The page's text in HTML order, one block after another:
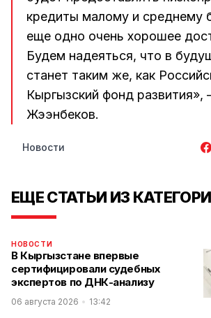
кредиты малому и среднему
еще одно очень хорошее
Будем надеяться, что в
станет таким же, как
Кыргызский фонд развития»,
Жээнбеков.
Новости
ЕЩЕ СТАТЬИ ИЗ
НОВОСТИ
В Кыргызстане впервые
сертифицировали судебных
экспертов по ДНК-анализу
06 августа 2026 13:42